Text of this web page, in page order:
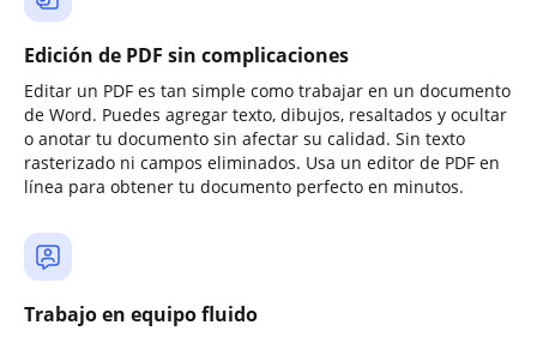
Edición de PDF sin complicaciones
Editar un PDF es tan simple como trabajar en un documento
de Word. Puedes agregar texto, dibujos, resaltados y ocultar
o anotar tu documento sin afectar su calidad. Sin texto
rasterizado ni campos eliminados. Usa un editor de PDF en
línea para obtener tu documento perfecto en minutos.
Trabajo en equipo fluido